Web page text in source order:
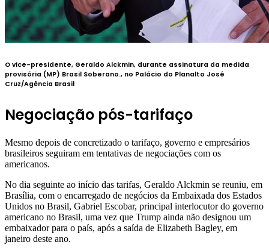
O vice-presidente, Geraldo Alckmin, durante assinatura da medida
provisória (MP) Brasil Soberano., no Palácio do Planalto José
Cruz/Agência Brasil
Negociação pós-tarifaço
Mesmo depois de concretizado o tarifaço, governo e empresários
brasileiros seguiram em tentativas de negociações com os
americanos.
No dia seguinte ao início das tarifas, Geraldo Alckmin se reuniu, em
Brasília, com o encarregado de negócios da Embaixada dos Estados
Unidos no Brasil, Gabriel Escobar, principal interlocutor do governo
americano no Brasil, uma vez que Trump ainda não designou um
embaixador para o país, após a saída de Elizabeth Bagley, em
janeiro deste ano.